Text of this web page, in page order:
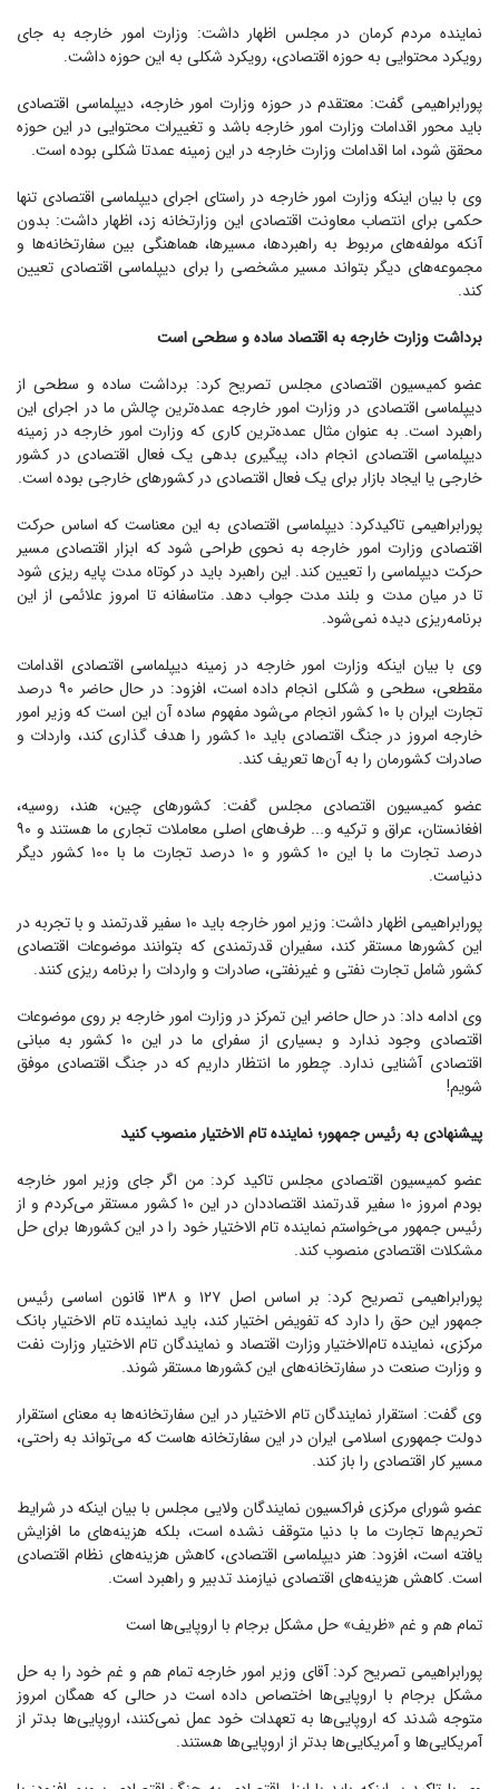
نماینده مردم کرمان در مجلس اظهار داشت: وزارت امور خارجه به جای
رویکرد محتوایی به حوزه اقتصادی، رویکرد شکلی به این حوزه داشت.
پورابراهیمی گفت: معتقدم در حوزه وزارت امور خارجه، دیپلماسی اقتصادی
باید محور اقدامات وزارت امور خارجه باشد و تغییرات محتوایی در این حوزه
محقق شود، اما اقدامات وزارت خارجه در این زمینه عمدتا شکلی بوده است.
وی با بیان اینکه وزارت امور خارجه در راستای اجرای دیپلماسی اقتصادی تنها
حکمی برای انتصاب معاونت اقتصادی این وزارتخانه زد، اظهار داشت: بدون
آنکه مولفه‌های مربوط به راهبردها، مسیرها، هماهنگی بین سفارتخانه‌ها و
مجموعه‌های دیگر بتواند مسیر مشخصی را برای دیپلماسی اقتصادی تعیین
کند.
برداشت وزارت خارجه به اقتصاد ساده و سطحی است
عضو کمیسیون اقتصادی مجلس تصریح کرد: برداشت ساده و سطحی از
دیپلماسی اقتصادی در وزارت امور خارجه عمده‌ترین چالش ما در اجرای این
راهبرد است. به عنوان مثال عمده‌ترین کاری که وزارت امور خارجه در زمینه
دیپلماسی اقتصادی انجام داد، پیگیری بدهی یک فعال اقتصادی در کشور
خارجی یا ایجاد بازار برای یک فعال اقتصادی در کشور‌های خارجی بوده است.
پورابراهیمی تاکیدکرد: دیپلماسی اقتصادی به این معناست که اساس حرکت
اقتصادی وزارت امور خارجه به نحوی طراحی شود که ابزار اقتصادی مسیر
حرکت دیپلماسی را تعیین کند. این راهبرد باید در کوتاه مدت پایه ریزی شود
تا در میان مدت و بلند مدت جواب دهد. متاسفانه تا امروز علائمی از این
برنامه‌ریزی دیده نمی‌شود.
وی با بیان اینکه وزارت امور خارجه در زمینه دیپلماسی اقتصادی اقدامات
مقطعی، سطحی و شکلی انجام داده است، افزود: در حال حاضر ۹۰ درصد
تجارت ایران با ۱۰ کشور انجام می‌شود مفهوم ساده آن این است که وزیر امور
خارجه امروز در جنگ اقتصادی باید ۱۰ کشور را هدف گذاری کند، واردات و
صادرات کشورمان را به آن‌ها تعریف کند.
عضو کمیسیون اقتصادی مجلس گفت: کشور‌های چین، هند، روسیه،
افغانستان، عراق و ترکیه و... طرف‌های اصلی معاملات تجاری ما هستند و ۹۰
درصد تجارت ما با این ۱۰ کشور و ۱۰ درصد تجارت ما با ۱۰۰ کشور دیگر
دنیاست.
پورابراهیمی اظهار داشت: وزیر امور خارجه باید ۱۰ سفیر قدرتمند و با تجربه در
این کشور‌ها مستقر کند، سفیران قدرتمندی که بتوانند موضوعات اقتصادی
کشور شامل تجارت نفتی و غیرنفتی، صادرات و واردات را برنامه ریزی کنند.
وی ادامه داد: در حال حاضر این تمرکز در وزارت امور خارجه بر روی موضوعات
اقتصادی وجود ندارد و بسیاری از سفرای ما در این ۱۰ کشور به مبانی
اقتصادی آشنایی ندارد. چطور ما انتظار داریم که در جنگ اقتصادی موفق
شویم!
پیشنهادی به رئیس جمهور؛ نماینده تام الاختیار منصوب کنید
عضو کمیسیون اقتصادی مجلس تاکید کرد: من اگر جای وزیر امور خارجه
بودم امروز ۱۰ سفیر قدرتمند اقتصاددان در این ۱۰ کشور مستقر می‌کردم و از
رئیس جمهور می‌خواستم نماینده تام الاختیار خود را در این کشور‌ها برای حل
مشکلات اقتصادی منصوب کند.
پورابراهیمی تصریح کرد: بر اساس اصل ۱۲۷ و ۱۳۸ قانون اساسی رئیس
جمهور این حق را دارد که تفویض اختیار کند، باید نماینده تام الاختیار بانک
مرکزی، نماینده تام‌الاختیار وزارت اقتصاد و نمایندگان تام الاختیار وزارت نفت
و وزارت صنعت در سفارتخانه‌های این کشور‌ها مستقر شوند.
وی گفت: استقرار نمایندگان تام الاختیار در این سفارتخانه‌ها به معنای استقرار
دولت جمهوری اسلامی ایران در این سفارتخانه هاست که می‌تواند به راحتی،
مسیر کار اقتصادی را باز کند.
عضو شورای مرکزی فراکسیون نمایندگان ولایی مجلس با بیان اینکه در شرایط
تحریم‌ها تجارت ما با دنیا متوقف نشده است، بلکه هزینه‌های ما افزایش
یافته است، افزود: هنر دیپلماسی اقتصادی، کاهش هزینه‌های نظام اقتصادی
است. کاهش هزینه‌های اقتصادی نیازمند تدبیر و راهبرد است.
تمام هم و غم «ظریف» حل مشکل برجام با اروپایی‌ها است
پورابراهیمی تصریح کرد: آقای وزیر امور خارجه تمام هم و غم خود را به حل
مشکل برجام با اروپایی‌ها اختصاص داده است در حالی که همگان امروز
متوجه شدند که اروپایی‌ها به تعهدات خود عمل نمی‌کنند، اروپایی‌ها بدتر از
آمریکایی‌ها و آمریکایی‌ها بدتر از اروپایی‌ها هستند.